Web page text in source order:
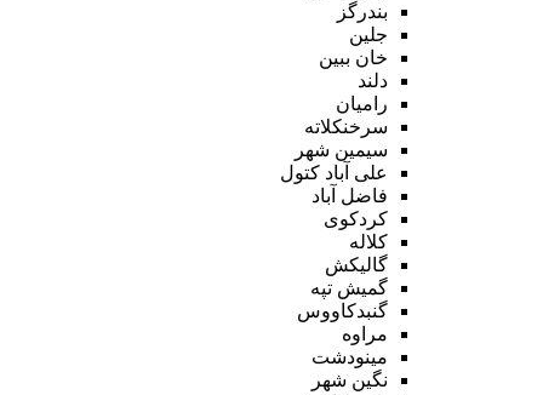
بندرگز
جلین
خان ببین
دلند
رامیان
سرخنکلاته
سیمین شهر
علی آباد کتول
فاضل آباد
کردکوی
کلاله
گالیکش
گمیش تپه
گنبدکاووس
مراوه
مینودشت
نگین شهر